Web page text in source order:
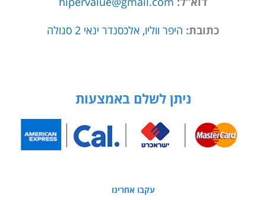
כתובת: היפר ווליו, אלכסנדר ינאי 2 סגולה
ניתן לשלם באמצעות
עקבו אחרינו